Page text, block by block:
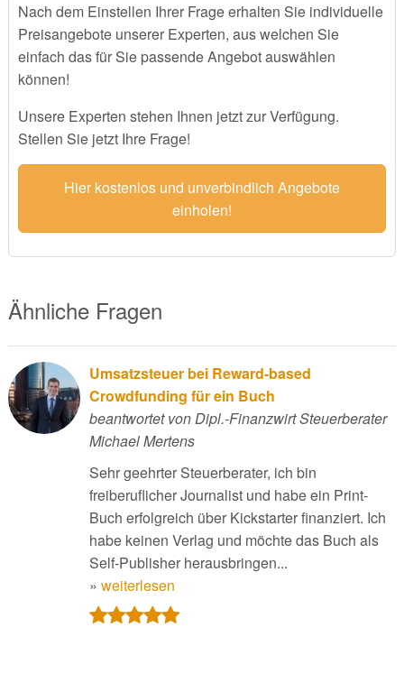
Nach dem Einstellen Ihrer Frage erhalten Sie individuelle
Preisangebote unserer Experten, aus welchen Sie
einfach das für Sie passende Angebot auswählen
können!
Unsere Experten stehen Ihnen jetzt zur Verfügung.
Stellen Sie jetzt Ihre Frage!
Hier kostenlos und unverbindlich Angebote
einholen!
Ähnliche Fragen
Umsatzsteuer bei Reward-based
Crowdfunding für ein Buch
beantwortet von Dipl.-Finanzwirt Steuerberater
Michael Mertens
Sehr geehrter Steuerberater, ich bin
freiberuflicher Journalist und habe ein Print-
Buch erfolgreich über Kickstarter finanziert. Ich
habe keinen Verlag und möchte das Buch als
Self-Publisher herausbringen...
» weiterlesen